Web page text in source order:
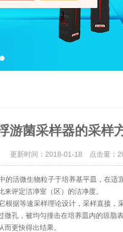
游菌采样器的采样
更新时间：2018-01-18 点击量：
活微生物粒子于培养基平皿，在适
评定洁净室（区）的洁净度。
据等速采样理论设计，采样直接，
孔，被均匀撞击在培养皿内的琼脂
更快得出结果。